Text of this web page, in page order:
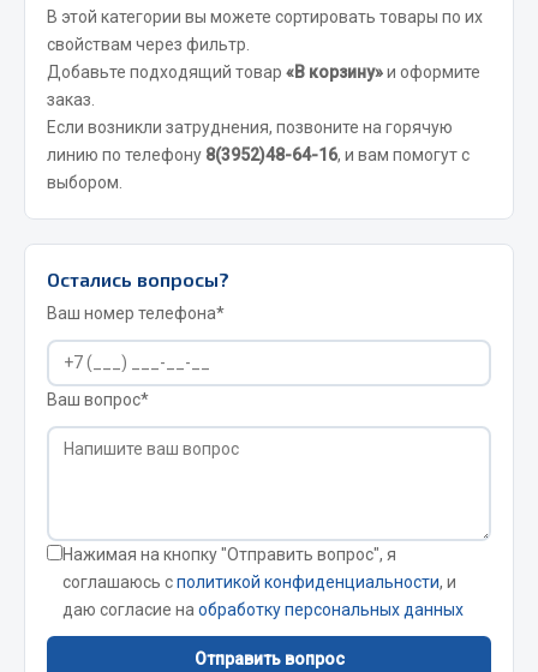
Масла
Охладжающие жидкости
Технические жидкости
Весь раздел
Болты
Гайки
Кольца стопорные
Пресс-масленки
Пружины
Весь раздел
Соединительные элементы
В этой категории вы можете сортировать товары по их
свойствам через фильтр.
Добавьте подходящий товар «В корзину»и оформите
заказ.
Если возникли затруднения, позвоните на горячую
линию по телефону 8(3952)48-64-16, и вам помогут с
выбором.
Остались вопросы?
Ваш номер телефона*
Ваш вопрос*
Нажимая на кнопку "Отправить вопрос", я
соглашаюсь сполитикой конфиденциальности, и
даю согласие на обработку персональных данных
Отправить вопрос